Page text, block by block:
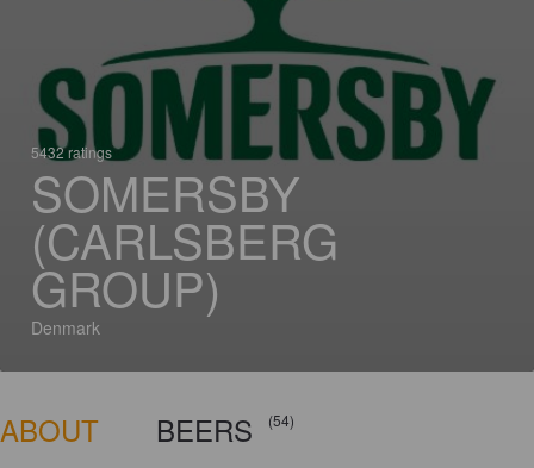
5432 ratings
SOMERSBY
(CARLSBERG
GROUP)
Denmark
ABOUT BEERS (54)